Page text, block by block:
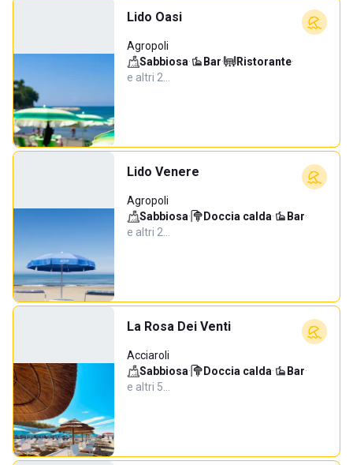
Lido Oasi
Agropoli
Sabbiosa· Bar· Ristorante·
e altri 2…
Lido Venere
Agropoli
Sabbiosa· Doccia calda· Bar·
e altri 2…
La Rosa Dei Venti
Acciaroli
Sabbiosa· Doccia calda· Bar·
e altri 5…